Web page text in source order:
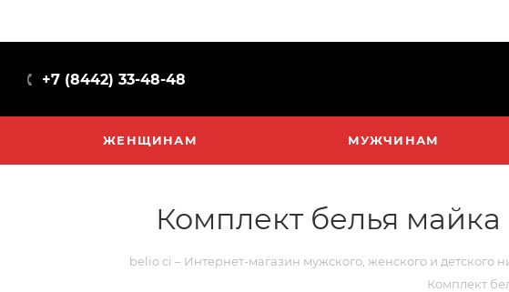
+7 (8442) 33-48-48
ЖЕНЩИНАМ МУЖЧИНАМ
Комплект белья майка
belio ci – Интернет-магазин мужского, женского и детского
Комплект